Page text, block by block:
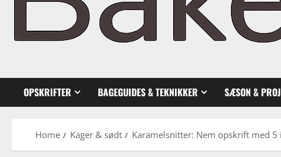
OPSKRIFTER BAGEGUIDES & TEKNIKKER SÆSON &
Home Kager & sødt Karamelsnitter: Nem opskrift med